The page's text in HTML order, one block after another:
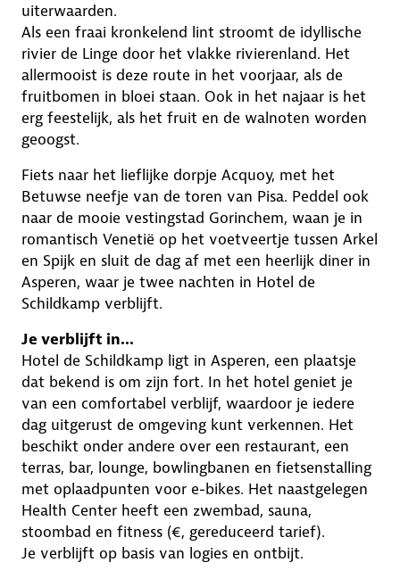
uiterwaarden.
Als een fraai kronkelend lint stroomt de idyllische
rivier de Linge door het vlakke rivierenland. Het
allermooist is deze route in het voorjaar, als de
fruitbomen in bloei staan. Ook in het najaar is het
erg feestelijk, als het fruit en de walnoten worden
geoogst.
Fiets naar het lieflijke dorpje Acquoy, met het
Betuwse neefje van de toren van Pisa. Peddel ook
naar de mooie vestingstad Gorinchem, waan je in
romantisch Venetië op het voetveertje tussen Arkel
en Spijk en sluit de dag af met een heerlijk diner in
Asperen, waar je twee nachten in Hotel de
Schildkamp verblijft.
Je verblijft in...
Hotel de Schildkamp ligt in Asperen, een plaatsje
dat bekend is om zijn fort. In het hotel geniet je
van een comfortabel verblijf, waardoor je iedere
dag uitgerust de omgeving kunt verkennen. Het
beschikt onder andere over een restaurant, een
terras, bar, lounge, bowlingbanen en fietsenstalling
met oplaadpunten voor e-bikes. Het naastgelegen
Health Center heeft een zwembad, sauna,
stoombad en fitness (€, gereduceerd tarief).
Je verblijft op basis van logies en ontbijt.